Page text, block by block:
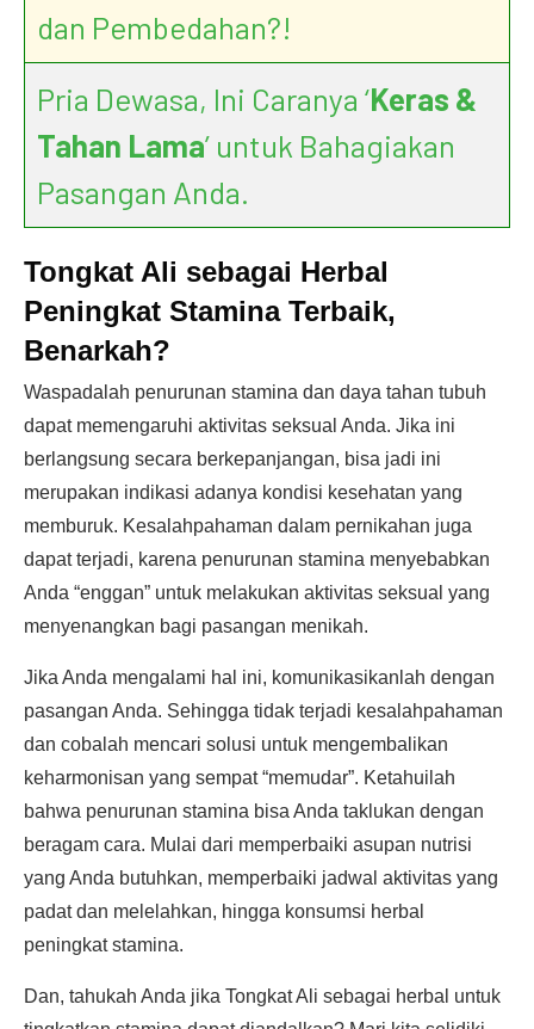
dan Pembedahan?!
Pria Dewasa, Ini Caranya ‘Keras &
Tahan Lama’ untuk Bahagiakan
Pasangan Anda.
Tongkat Ali sebagai Herbal
Peningkat Stamina Terbaik,
Benarkah?
Waspadalah penurunan stamina dan daya tahan tubuh
dapat memengaruhi aktivitas seksual Anda. Jika ini
berlangsung secara berkepanjangan, bisa jadi ini
merupakan indikasi adanya kondisi kesehatan yang
memburuk. Kesalahpahaman dalam pernikahan juga
dapat terjadi, karena penurunan stamina menyebabkan
Anda “enggan” untuk melakukan aktivitas seksual yang
menyenangkan bagi pasangan menikah.
Jika Anda mengalami hal ini, komunikasikanlah dengan
pasangan Anda. Sehingga tidak terjadi kesalahpahaman
dan cobalah mencari solusi untuk mengembalikan
keharmonisan yang sempat “memudar”. Ketahuilah
bahwa penurunan stamina bisa Anda taklukan dengan
beragam cara. Mulai dari memperbaiki asupan nutrisi
yang Anda butuhkan, memperbaiki jadwal aktivitas yang
padat dan melelahkan, hingga konsumsi herbal
peningkat stamina.
Dan, tahukah Anda jika Tongkat Ali sebagai herbal untuk